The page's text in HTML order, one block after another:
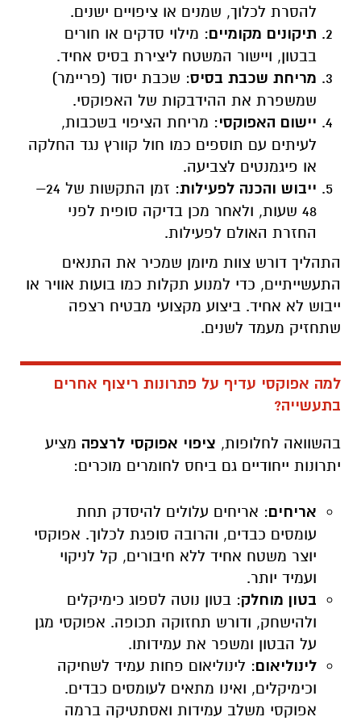
להסרת לכלוך, שמנים או ציפויים ישנים.
תיקונים מקומיים: מילוי סדקים או חורים
בבטון, ויישור המשטח ליצירת בסיס אחיד.
מריחת שכבת בסיס: שכבת יסוד (פריימר)
שמשפרת את ההידבקות של האפוקסי.
יישום האפוקסי: מריחת הציפוי בשכבות,
לעיתים עם תוספים כמו חול קוורץ נגד החלקה
או פיגמנטים לצביעה.
ייבוש והכנה לפעילות
: זמן התקשות של 24–
48 שעות, ולאחר מכן בדיקה סופית לפני
החזרת האולם לפעילות.
התהליך דורש צוות מיומן שמכיר את התנאים
התעשייתיים, כדי למנוע תקלות כמו בועות אוויר או
ייבוש לא אחיד. ביצוע מקצועי מבטיח רצפה
שתחזיק מעמד לשנים.
למה אפוקסי עדיף על פתרונות ריצוף אחרים
בתעשייה?
בהשוואה לחלופות, ציפוי אפוקסי לרצפה מציע
יתרונות ייחודיים גם ביחס לחומרים מוכרים:
אריחים: אריחים עלולים להיסדק תחת
עומסים כבדים, והרובה סופגת לכלוך. אפוקסי
יוצר משטח אחיד ללא חיבורים, קל לניקוי
ועמיד יותר.
בטון מוחלק: בטון נוטה לספוג כימיקלים
ולהישחק, ודורש תחזוקה תכופה. אפוקסי מגן
על הבטון ומשפר את עמידותו.
לינוליאום: לינוליאום פחות עמיד לשחיקה
וכימיקלים, ואינו מתאים לעומסים כבדים.
אפוקסי משלב עמידות ואסתטיקה ברמה